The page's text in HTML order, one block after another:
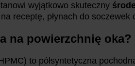
wyjątkowo skuteczny
receptę, płynach do
na powierzchnię oka?
to półsyntetyczna